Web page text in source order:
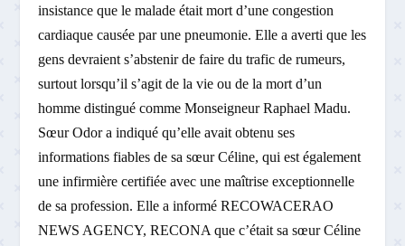
insistance que le malade était mort d’une congestion
cardiaque causée par une pneumonie. Elle a averti que les
gens devraient s’abstenir de faire du trafic de rumeurs,
surtout lorsqu’il s’agit de la vie ou de la mort d’un
homme distingué comme Monseigneur Raphael Madu.
Sœur Odor a indiqué qu’elle avait obtenu ses
informations fiables de sa sœur Céline, qui est également
une infirmière certifiée avec une maîtrise exceptionnelle
de sa profession. Elle a informé RECOWACERAO
NEWS AGENCY, RECONA que c’était sa sœur Céline